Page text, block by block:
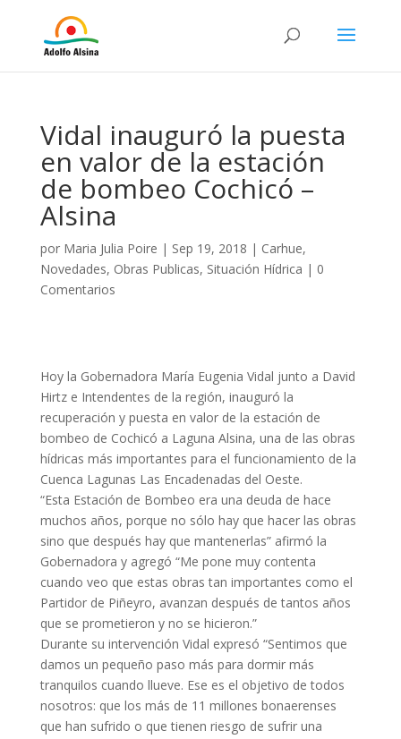
Vidal inauguró la puesta
en valor de la estación
de bombeo Cochicó –
Alsina
por Maria Julia Poire | Sep 19, 2018 | Carhue,
Novedades, Obras Publicas, Situación Hídrica | 0
Comentarios
Hoy la Gobernadora María Eugenia Vidal junto a David
Hirtz e Intendentes de la región, inauguró la
recuperación y puesta en valor de la estación de
bombeo de Cochicó a Laguna Alsina, una de las obras
hídricas más importantes para el funcionamiento de la
Cuenca Lagunas Las Encadenadas del Oeste.
“Esta Estación de Bombeo era una deuda de hace
muchos años, porque no sólo hay que hacer las obras
sino que después hay que mantenerlas” afirmó la
Gobernadora y agregó “Me pone muy contenta
cuando veo que estas obras tan importantes como el
Partidor de Piñeyro, avanzan después de tantos años
que se prometieron y no se hicieron.”
Durante su intervención Vidal expresó “Sentimos que
damos un pequeño paso más para dormir más
tranquilos cuando llueve. Ese es el objetivo de todos
nosotros: que los más de 11 millones bonaerenses
que han sufrido o que tienen riesgo de sufrir una